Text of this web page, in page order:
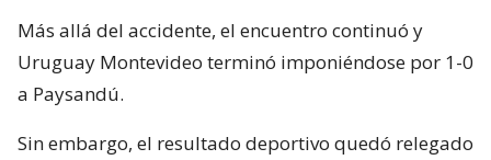
Más allá del accidente, el encuentro continuó y
Uruguay Montevideo terminó imponiéndose por 1-0
a Paysandú.
Sin embargo, el resultado deportivo quedó relegado